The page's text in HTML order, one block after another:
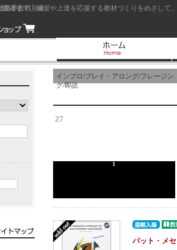
級者まで、練習や上達を応援する教材づくりをめざし
インプロ/プレイ・アロング/フレージン
グ/即読
27
1
パット・メ
払い）
引手数料別途）